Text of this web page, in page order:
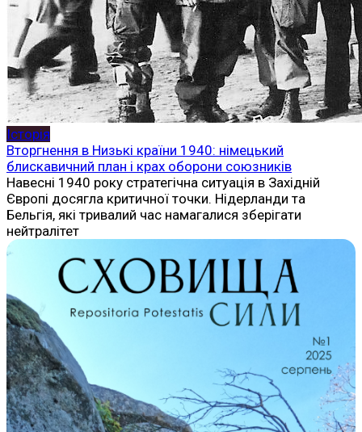
Історія
Вторгнення в Низькі країни 1940: німецький
блискавичний план і крах оборони союзників
Навесні 1940 року стратегічна ситуація в Західній
Європі досягла критичної точки. Нідерланди та
Бельгія, які тривалий час намагалися зберігати
нейтралітет